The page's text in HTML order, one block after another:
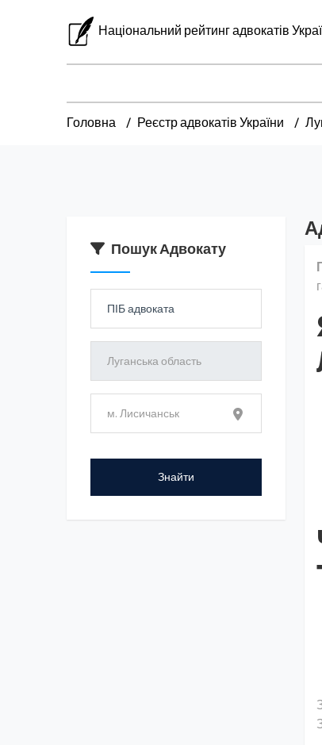
Національний рейтинг адвокатів
Головна Реєстр адвокатів України
Пошук Адвокату